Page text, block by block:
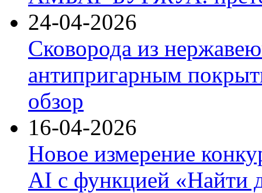
24-04-2026
Сковорода из
антипригарным
обзор
16-04-2026
Новое измерение
AI с функцией «Найти